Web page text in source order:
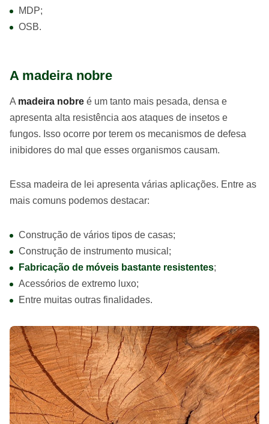
MDP;
OSB.
A madeira nobre
A madeira nobre é um tanto mais pesada, densa e
apresenta alta resistência aos ataques de insetos e
fungos. Isso ocorre por terem os mecanismos de defesa
inibidores do mal que esses organismos causam.
Essa madeira de lei apresenta várias aplicações. Entre as
mais comuns podemos destacar:
Construção de vários tipos de casas;
Construção de instrumento musical;
Fabricação de móveis bastante resistentes;
Acessórios de extremo luxo;
Entre muitas outras finalidades.